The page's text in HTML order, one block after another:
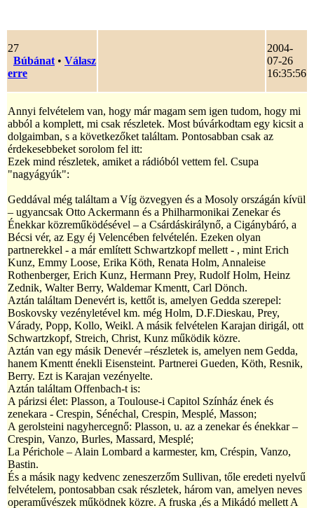
27
Búbánat • Válasz
erre
2004-
07-26
16:35:56
Annyi felvételem van, hogy már magam sem igen tudom, hogy mi
abból a komplett, mi csak részletek. Most búvárkodtam egy kicsit a
dolgaimban, s a következőket találtam. Pontosabban csak az
érdekesebbeket sorolom fel itt:
Ezek mind részletek, amiket a rádióból vettem fel. Csupa
"nagyágyúk":
Geddával még találtam a Víg özvegyen és a Mosoly országán kívül
– ugyancsak Otto Ackermann és a Philharmonikai Zenekar és
Énekkar közreműködésével – a Csárdáskirálynő, a Cigánybáró, a
Bécsi vér, az Egy éj Velencében felvételén. Ezeken olyan
partnerekkel - a már említett Schwartzkopf mellett - , mint Erich
Kunz, Emmy Loose, Erika Köth, Renata Holm, Annaleise
Rothenberger, Erich Kunz, Hermann Prey, Rudolf Holm, Heinz
Zednik, Walter Berry, Waldemar Kmentt, Carl Dönch.
Aztán találtam Denevért is, kettőt is, amelyen Gedda szerepel:
Boskovsky vezényletével km. még Holm, D.F.Dieskau, Prey,
Várady, Popp, Kollo, Weikl. A másik felvételen Karajan dirigál, ott
Schwartzkopf, Streich, Christ, Kunz működik közre.
Aztán van egy másik Denevér –részletek is, amelyen nem Gedda,
hanem Kmentt énekli Eisensteint. Partnerei Gueden, Köth, Resnik,
Berry. Ezt is Karajan vezényelte.
Aztán találtam Offenbach-t is:
A párizsi élet: Plasson, a Toulouse-i Capitol Színház ének és
zenekara - Crespin, Sénéchal, Crespin, Mesplé, Masson;
A gerolsteini nagyhercegnő: Plasson, u. az a zenekar és énekkar –
Crespin, Vanzo, Burles, Massard, Mesplé;
La Périchole – Alain Lombard a karmester, km, Créspin, Vanzo,
Bastin.
És a másik nagy kedvenc zeneszerzőm Sullivan, tőle eredeti nyelvű
felvételem, pontosabban csak részletek, három van, amelyen neves
operaművészek működnek közre. A fruska ,és a Mikádó mellett A